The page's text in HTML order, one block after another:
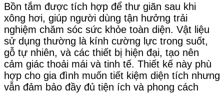
Bồn tắm được tích hợp để thư giãn sau khi
xông hơi, giúp người dùng tận hưởng trải
nghiệm chăm sóc sức khỏe toàn diện. Vật liệu
sử dụng thường là kính cường lực trong suốt,
gỗ tự nhiên, và các thiết bị hiện đại, tạo nên
cảm giác thoải mái và tinh tế. Thiết kế này phù
hợp cho gia đình muốn tiết kiệm diện tích nhưng
vẫn đảm bảo đầy đủ tiện ích và phong cách